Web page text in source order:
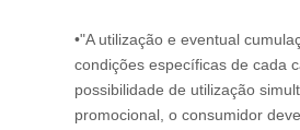
•"A utilização e eventual
condições específicas de cada
possibilidade de utilização
promocional, o consumidor